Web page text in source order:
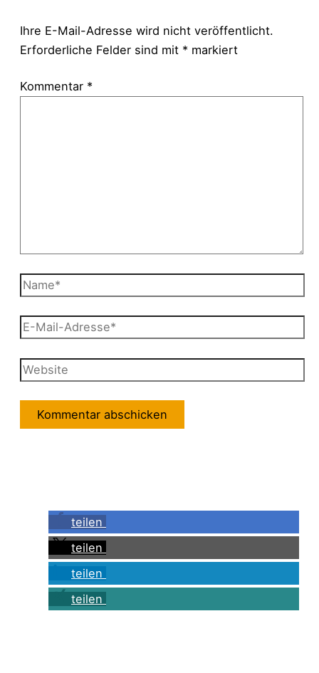
Ihre E-Mail-Adresse wird nicht veröffentlicht.
Erforderliche Felder sind mit * markiert
Kommentar *
teilen
teilen
teilen
teilen